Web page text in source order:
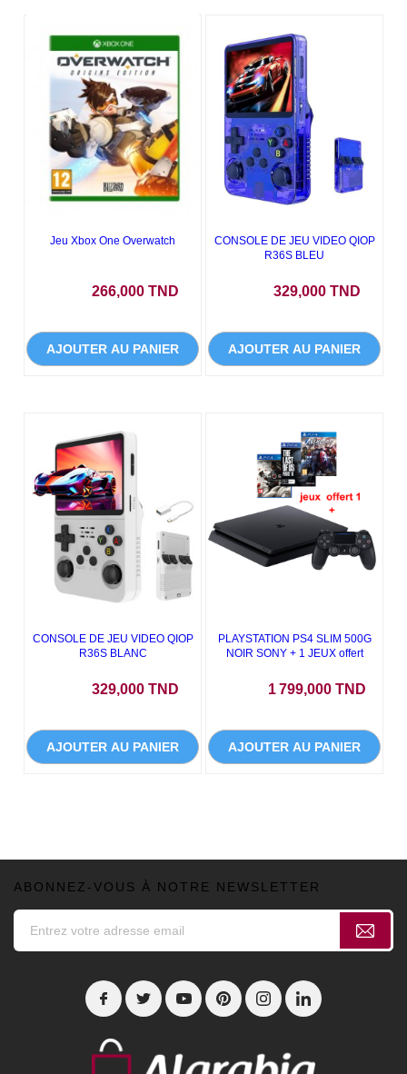
Jeu Xbox One Overwatch
266,000 TND
AJOUTER AU PANIER
CONSOLE DE JEU VIDEO QIOP
R36S BLEU
329,000 TND
AJOUTER AU PANIER
CONSOLE DE JEU VIDEO QIOP
R36S BLANC
329,000 TND
AJOUTER AU PANIER
PLAYSTATION PS4 SLIM 500G
NOIR SONY + 1 JEUX offert
1 799,000 TND
AJOUTER AU PANIER
ABONNEZ-VOUS À NOTRE NEWSLETTER